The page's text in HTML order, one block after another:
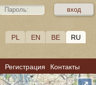
PL EN BE RU
Регистрация Контакты